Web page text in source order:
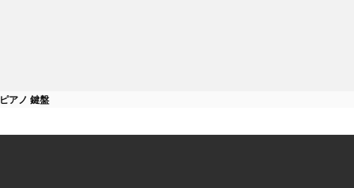
ピアノ 鍵盤